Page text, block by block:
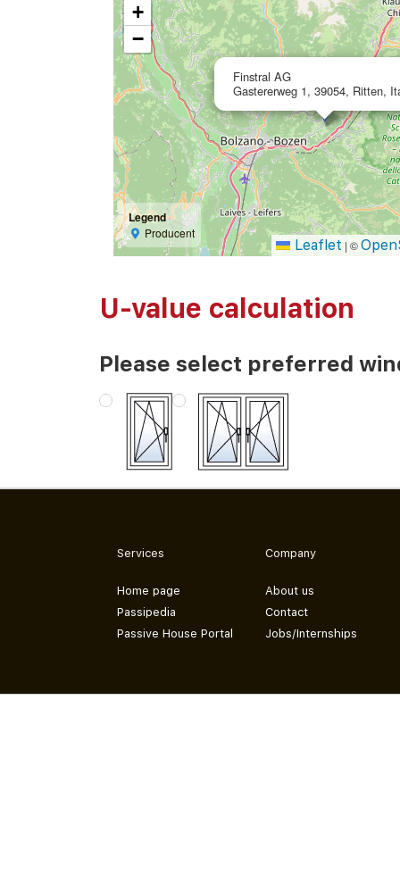
Finstral AG
Gastererweg 1, 39054, Ritten,
+
−
Legend
Producent
Leaflet | ©
U-value calculation
Please select preferred
Services
Home page
Passipedia
Passive House Portal
Company
About us
Contact
Jobs/Internships